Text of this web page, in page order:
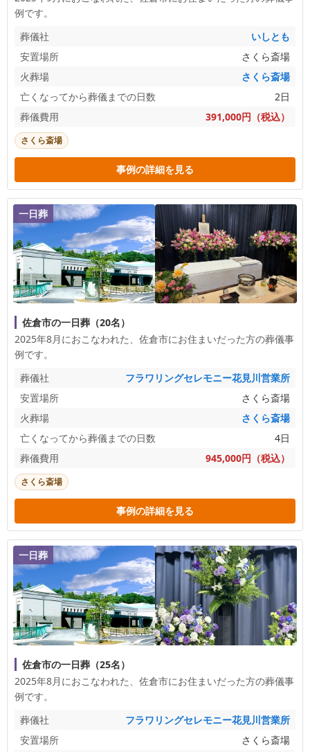
例です。
葬儀社
いしとも
安置場所
さくら斎場
火葬場
さくら斎場
亡くなってから葬儀までの日数
2日
葬儀費用
391,000円（税込）
さくら斎場
事例の詳細を見る
一日葬
佐倉市の一日葬（20名）
2025年8月におこなわれた、 佐倉市にお住まいだった方の葬儀事
例です。
葬儀社
フラワリングセレモニー花見川営業所
安置場所
さくら斎場
火葬場
さくら斎場
亡くなってから葬儀までの日数
4日
葬儀費用
945,000円（税込）
さくら斎場
事例の詳細を見る
一日葬
佐倉市の一日葬（25名）
2025年8月におこなわれた、 佐倉市にお住まいだった方の葬儀事
例です。
葬儀社
フラワリングセレモニー花見川営業所
安置場所
さくら斎場